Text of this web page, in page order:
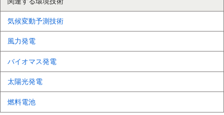
気候変動予測技術
風力発電
バイオマス発電
太陽光発電
燃料電池